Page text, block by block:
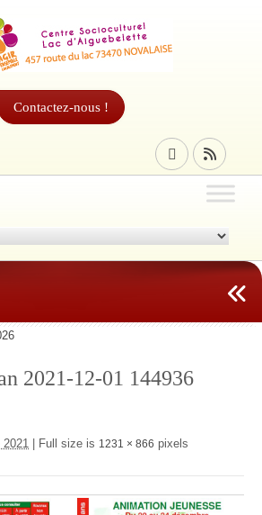
Contactez-nous !
2021-12-01 144936
2021 Full size is 1231 × 866 pixels